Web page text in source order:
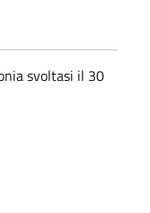
svoltasi il 30